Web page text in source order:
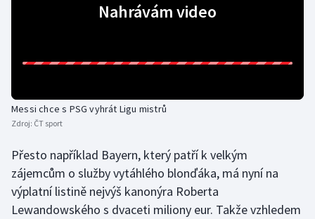
Nahrávám video
Messi chce s PSG vyhrát Ligu mistrů
Zdroj: ČT sport
Přesto například Bayern, který patří k velkým
zájemcům o služby vytáhlého blonďáka, má nyní na
výplatní listině nejvýš kanonýra Roberta
Lewandowského s dvaceti miliony eur. Takže vzhledem